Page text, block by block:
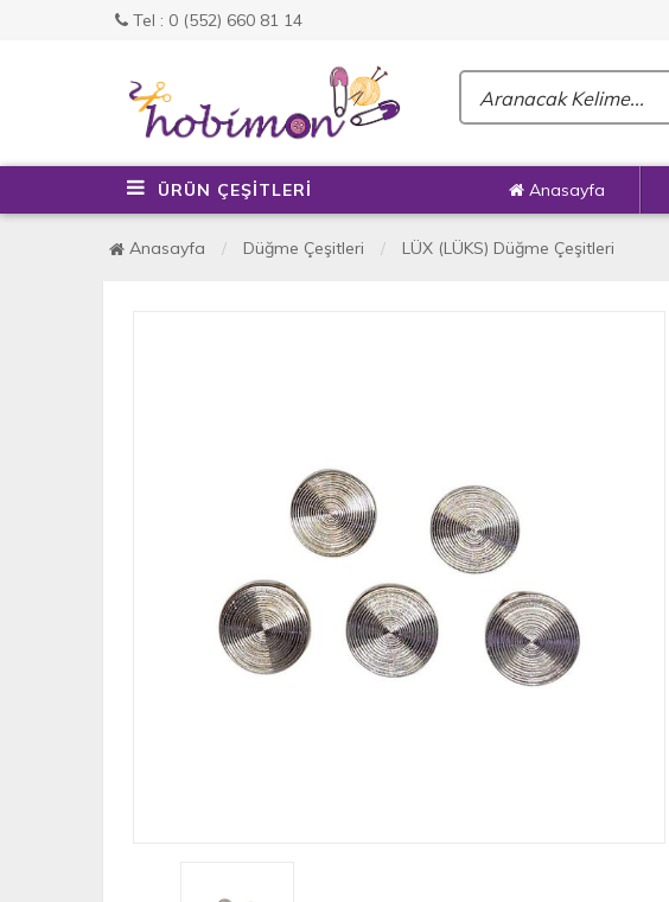
Tel : 0 (552) 660 81 14
ÜRÜN ÇEŞİTLERİ Anasayfa
Anasayfa Düğme Çeşitleri LÜX (LÜKS) Düğme Çeşitleri